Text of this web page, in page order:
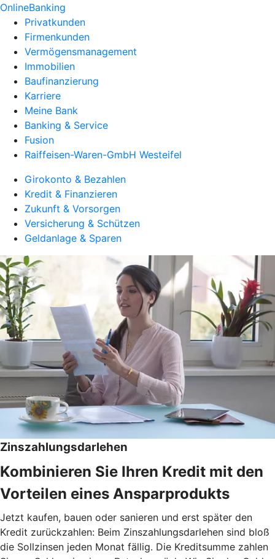
OnlineBanking
Privatkunden
Firmenkunden
Vermögensmanagement
Immobilien
Baufinanzierung
Karriere
Meine Bank
Banking & Service
Fusion
Raiffeisen-Waren-GmbH Westeifel
Girokonto & Bezahlen
Kredit & Finanzieren
Zukunft & Vorsorgen
Versicherung & Schützen
Geldanlage & Sparen
Zinszahlungsdarlehen
Kombinieren Sie Ihren Kredit mit den
Vorteilen eines Ansparprodukts
Jetzt kaufen, bauen oder sanieren und erst später den
Kredit zurückzahlen: Beim Zinszahlungsdarlehen sind bloß
die Sollzinsen jeden Monat fällig. Die Kreditsumme zahlen